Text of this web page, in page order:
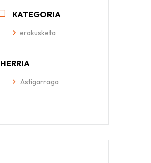
KATEGORIA
erakusketa
HERRIA
Astigarraga